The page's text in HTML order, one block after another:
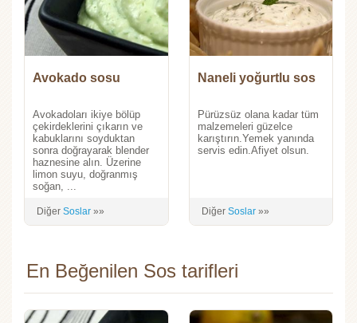
Avokado sosu
Avokadoları ikiye bölüp
çekirdeklerini çıkarın ve
kabuklarını soyduktan
sonra doğrayarak blender
haznesine alın. Üzerine
limon suyu, doğranmış
soğan, ...
Diğer Soslar »»
Naneli yoğurtlu sos
Pürüzsüz olana kadar tüm
malzemeleri güzelce
karıştırın.Yemek yanında
servis edin.Afiyet olsun.
Diğer Soslar»»
En Beğenilen Sos tarifleri